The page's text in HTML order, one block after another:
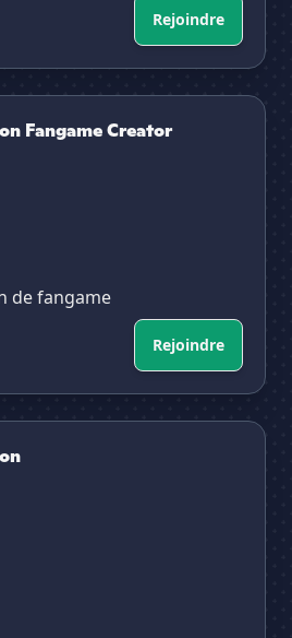
Rejoindre
Fangame Creator
de fangame
Rejoindre